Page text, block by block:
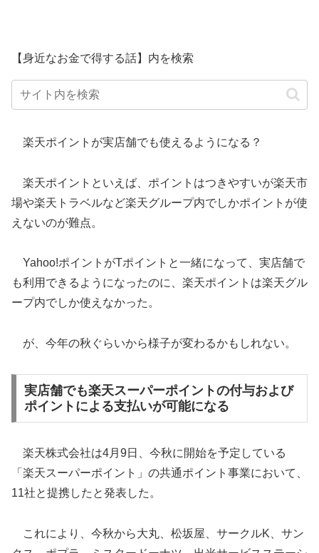
【身近なお金で得する話】内を検索
楽天ポイントが実店舗でも使えるようになる？
楽天ポイントといえば、ポイントはつきやすいが楽天市
場や楽天トラベルなど楽天グループ内でしかポイントが使
えないのが難点。
Yahoo!ポイントがTポイントと一緒になって、実店舗で
も利用できるようになったのに、楽天ポイントは楽天グル
ープ内でしか使えなかった。
が、今年の秋ぐらいから様子が変わるかもしれない。
実店舗でも楽天スーパーポイントの付与および
ポイントによる支払いが可能になる
楽天株式会社は4月9日、今秋に開始を予定している
「楽天スーパーポイント」の共通ポイント事業において、
11社と提携したと発表した。
これにより、今秋から大丸、松坂屋、サークルK、サン